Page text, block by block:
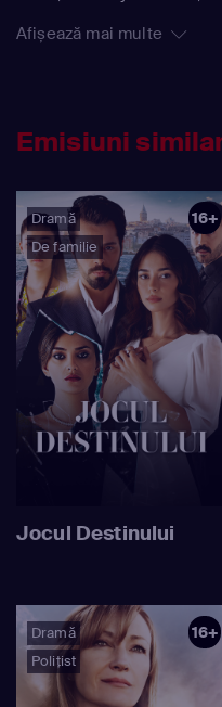
Afișează mai multe
Emisiuni
Dramă
De familie
16+
Jocul Destinului
Dramă
Polițist
16+